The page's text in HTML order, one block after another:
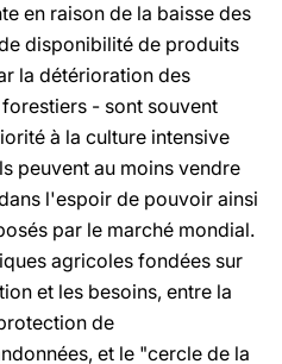
en raison de la baisse des
disponibilité de produits
la détérioration des
- sont souvent
à la culture intensive
peuvent au moins vendre
l'espoir de pouvoir ainsi
par le marché mondial.
agricoles fondées sur
et les besoins, entre la
de
et le "cercle de la